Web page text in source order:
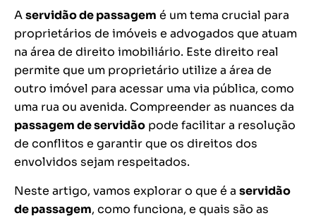
Aservidão de passagem é um tema crucial para
proprietários de imóveis e advogados que atuam
na área de direito imobiliário. Este direito real
permite que um proprietário utilize a área de
outro imóvel para acessar uma via pública, como
uma rua ou avenida. Compreender as nuances da
passagem de servidão pode facilitar a resolução
de conflitos e garantir que os direitos dos
envolvidos sejam respeitados.
Neste artigo, vamos explorar o que é a servidão
de passagem, como funciona, e quais são as